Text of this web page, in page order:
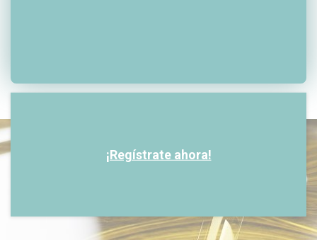
¡Regístrate ahora!